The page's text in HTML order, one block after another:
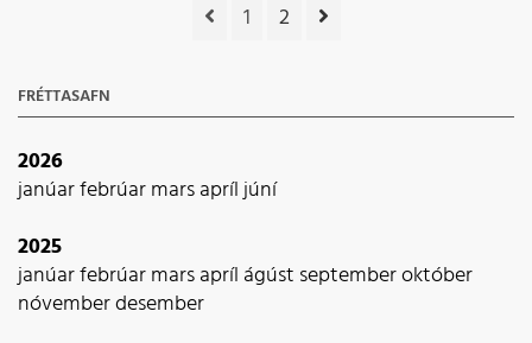
1 2
FRÉTTASAFN
2026
janúarfebrúarmarsapríljúní
2025
janúarfebrúarmarsapríl ágúst septemberoktóber
nóvemberdesember